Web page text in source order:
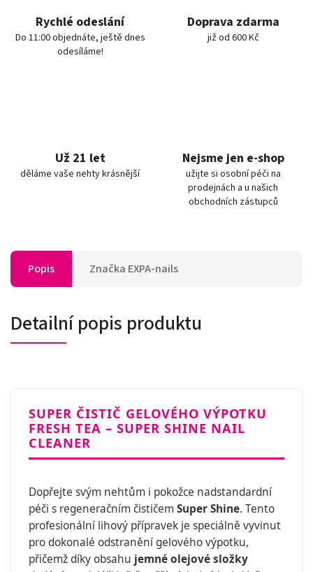
Rychlé odeslání
Do 11:00 objednáte, ještě dnes
odesíláme!
Doprava zdarma
již od 600 Kč
Už 21 let
děláme vaše nehty krásnější
Nejsme jen e-shop
užijte si osobní péči na
prodejnách a u našich
obchodních zástupců
Popis Značka EXPA-nails
Detailní popis produktu
SUPER ČISTIČ GELOVÉHO VÝPOTKU
FRESH TEA – SUPER SHINE NAIL
CLEANER
Dopřejte svým nehtům i pokožce nadstandardní
péči s regeneračním čističemSuper Shine. Tento
profesionální lihový přípravek je speciálně vyvinut
pro dokonalé odstranění gelového výpotku,
přičemž díky obsahu jemné olejové složky